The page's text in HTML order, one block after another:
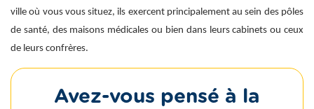
ville où vous vous situez, ils exercent principalement au sein des pôles
de santé, des maisons médicales ou bien dans leurs cabinets ou ceux
de leurs confrères.
Avez-vous pensé à la